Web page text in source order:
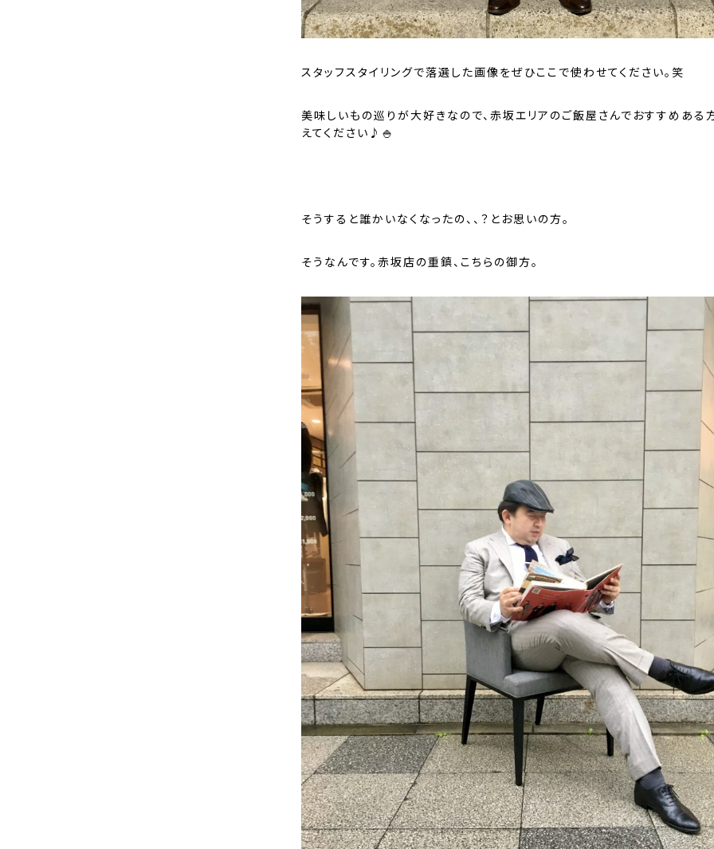
スタッフスタイリングで落選した画像をぜひここで使わせてください。笑
美味しいもの巡りが大好きなので、赤坂エリアのご飯屋さんでおすすめある
えてください♪🍚
そうすると誰かいなくなったの、、？とお思いの方。
そうなんです。赤坂店の重鎮、こちらの御方。